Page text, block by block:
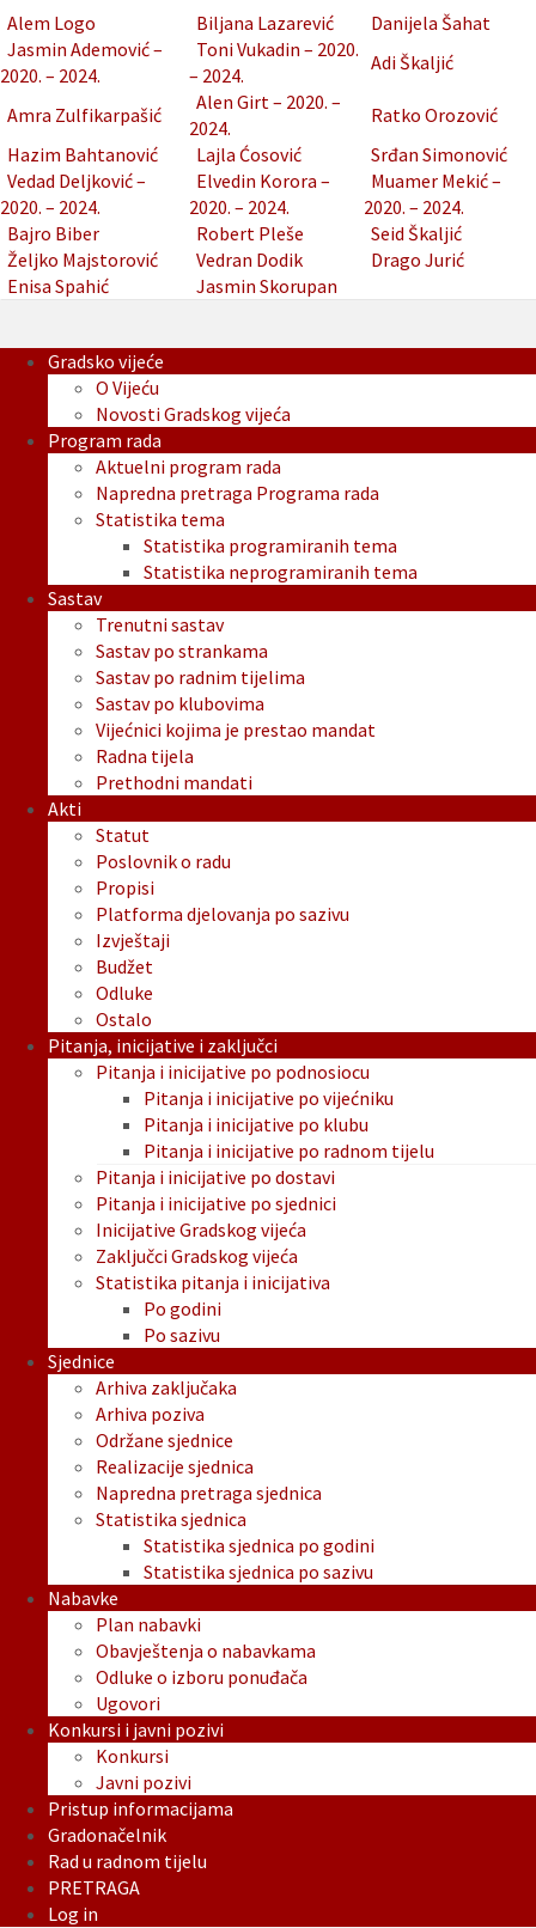
Alem Logo Biljana Lazarević
Danijela Šahat
Jasmin Ademović –
2020. – 2024.
Toni Vukadin – 2020.
– 2024.
Adi Škaljić
Amra Zulfikarpašić
Alen Girt – 2020. –
2024.
Ratko Orozović
Hazim Bahtanović
Lajla Ćosović
Srđan Simonović
Vedad Deljković –
2020. – 2024.
Elvedin Korora –
2020. – 2024.
Muamer Mekić –
2020. – 2024.
Bajro Biber
Robert Pleše
Seid Škaljić
Željko Majstorović
Vedran Dodik
Drago Jurić
Enisa Spahić
Jasmin Skorupan
Gradsko vijeće
O Vijeću
Novosti Gradskog vijeća
Program rada
Aktuelni program rada
Napredna pretraga Programa rada
Statistika tema
Statistika programiranih tema
Statistika neprogramiranih tema
Sastav
Trenutni sastav
Sastav po strankama
Sastav po radnim tijelima
Sastav po klubovima
Vijećnici kojima je prestao mandat
Radna tijela
Prethodni mandati
Akti
Statut
Poslovnik o radu
Propisi
Platforma djelovanja po sazivu
Izvještaji
Budžet
Odluke
Ostalo
Pitanja, inicijative i zaključci
Pitanja i inicijative po podnosiocu
Pitanja i inicijative po vijećniku
Pitanja i inicijative po klubu
Pitanja i inicijative po radnom tijelu
Pitanja i inicijative po dostavi
Pitanja i inicijative po sjednici
Inicijative Gradskog vijeća
Zaključci Gradskog vijeća
Statistika pitanja i inicijativa
Po godini
Po sazivu
Sjednice
Arhiva zaključaka
Arhiva poziva
Održane sjednice
Realizacije sjednica
Napredna pretraga sjednica
Statistika sjednica
Statistika sjednica po godini
Statistika sjednica po sazivu
Nabavke
Plan nabavki
Obavještenja o nabavkama
Odluke o izboru ponuđača
Ugovori
Konkursi i javni pozivi
Konkursi
Javni pozivi
Pristup informacijama
Gradonačelnik
Rad u radnom tijelu
PRETRAGA
Log in